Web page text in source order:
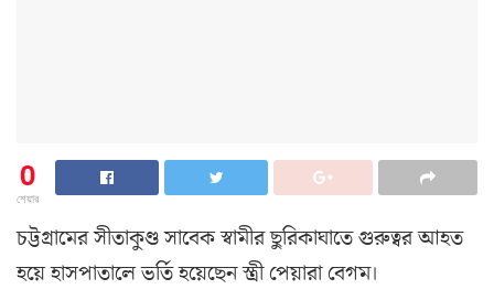
0
শেয়ার
চট্টগ্রামের সীতাকুণ্ড সাবেক স্বামীর ছুরিকাঘাতে গুরুত্বর আহত
হয়ে হাসপাতালে ভর্তি হয়েছেন স্ত্রী পেয়ারা বেগম।